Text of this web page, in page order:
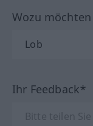
Wozu
Ihr Feedback*